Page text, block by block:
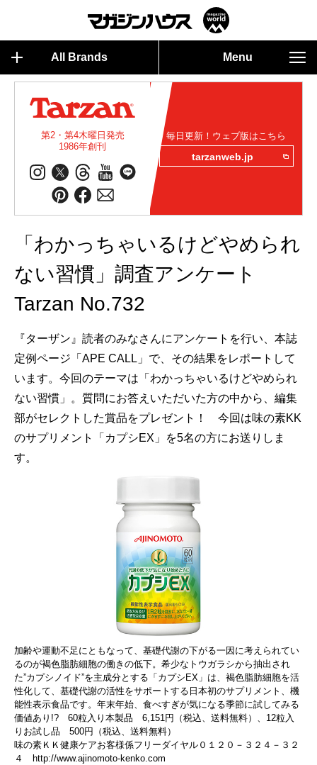
All Brands Menu
第2・第4木曜日発売
1986年創刊
毎日更新！ウェブ版はこちら
tarzanweb.jp
「わかっちゃいるけどやめられ
ない習慣」調査アンケート
Tarzan No.732
『ターザン』読者のみなさんにアンケートを行い、本誌
定例ページ「APE CALL」で、その結果をレポートして
います。今回のテーマは「わかっちゃいるけどやめられ
ない習慣」。質問にお答えいただいた方の中から、編集
部がセレクトした賞品をプレゼント！ 今回は味の素KK
のサプリメント「カプシEX」を5名の方にお送りしま
す。
加齢や運動不足にともなって、基礎代謝の下がる一因に考えられてい
るのが褐色脂肪細胞の働きの低下。希少なトウガラシから抽出され
た”カプシノイド”を主成分とする「カプシEX」は、褐色脂肪細胞を活
性化して、基礎代謝の活性をサポートする日本初のサプリメント、機
能性表示食品です。年末年始、食べすぎが気になる季節に試してみる
価値あり!? 60粒入り本製品 6,151円（税込、送料無料）、12粒入
りお試し品 500円（税込、送料無料）
味の素ＫＫ健康ケアお客様係フリーダイヤル０１２０－３２４－３２
４
http://www.ajinomoto-kenko.com